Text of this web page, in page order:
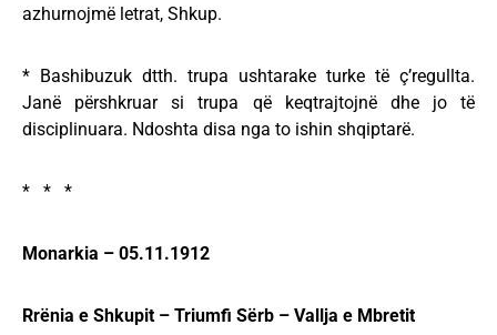
azhurnojmë letrat, Shkup.
* Bashibuzuk dtth. trupa ushtarake turke të ç’regullta.
Janë përshkruar si trupa që keqtrajtojnë dhe jo të
disciplinuara. Ndoshta disa nga to ishin shqiptarë.
* * *
Monarkia – 05.11.1912
Rrënia e Shkupit – Triumfi Sërb – Vallja e Mbretit